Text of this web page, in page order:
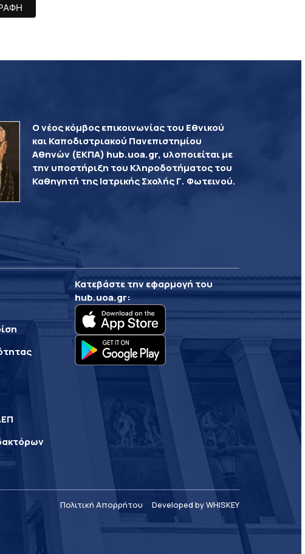
Ο νέος κόμβος επικοινωνίας του Εθνικού
και Καποδιστριακού Πανεπιστημίου
Αθηνών (ΕΚΠΑ) hub.uoa.gr, υλοποιείται με
την υποστήριξη του Κληροδοτήματος του
Καθηγητή της Ιατρικής Σχολής Γ. Φωτεινού.
Κατεβάστε την εφαρμογή του
hub.uoa.gr:
Πολιτική Απορρήτου Developed by WHISKEY